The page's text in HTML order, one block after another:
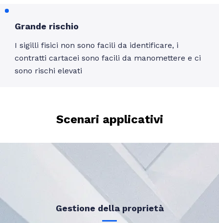
Grande rischio
I sigilli fisici non sono facili da identificare, i
contratti cartacei sono facili da manomettere e ci
sono rischi elevati
Scenari applicativi
Gestione della proprietà